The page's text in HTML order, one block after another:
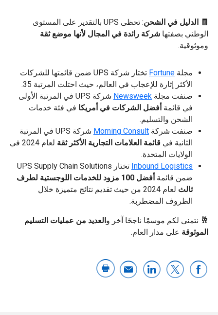
🧾 الدليل في الشحن
: تحظى UPS بالتقدير على المستوى
الوطني بصفتها شركة رائدة في المجال لأنها موضع ثقة
وموثوقية.
مجلة Fortune
تختار شركة UPS ضمن قائمتها للشركات
الأكثر إثارة للإعجاب في العالم، حيث احتلت المرتبة 35.
صنفت مجلة Newsweek
شركة UPS في المرتبة الأولى
في قائمة أفضل الشركات في أمريكا في فئة خدمات
الشحن والتسليم.
صنفت شركة Morning Consult
شركة UPS في المرتبة
الثانية في قائمة العلامات التجارية الأكثر ثقة
لعام 2024 في
الولايات المتحدة.
Inbound Logistics
تختار UPS Supply Chain Solutions
ضمن قائمة
أفضل 100 مزود للخدمات اللوجستية لطرف
ثالث
لعام 2024 من حيث تقديم نتائج متميزة خلال
الظروف المضطربة.
🥂 نتمنى لكم موسمًا ناجحًا آخر والعديد من عمليات التسليم
الموثوقة على مدار العام.